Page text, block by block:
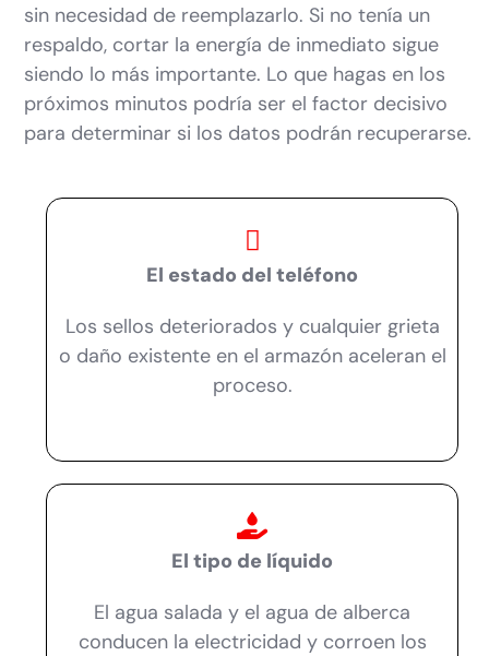
sin necesidad de reemplazarlo. Si no tenía un
respaldo, cortar la energía de inmediato sigue
siendo lo más importante. Lo que hagas en los
próximos minutos podría ser el factor decisivo
para determinar si los datos podrán recuperarse.
El estado del teléfono
Los sellos deteriorados y cualquier grieta
o daño existente en el armazón aceleran el
proceso.
El tipo de líquido
El agua salada y el agua de alberca
conducen la electricidad y corroen los